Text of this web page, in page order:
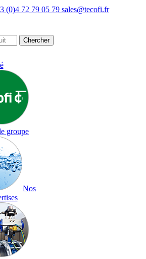
(0)4 72 79 05 79 sales@tecofi.fr
groupe
Nos